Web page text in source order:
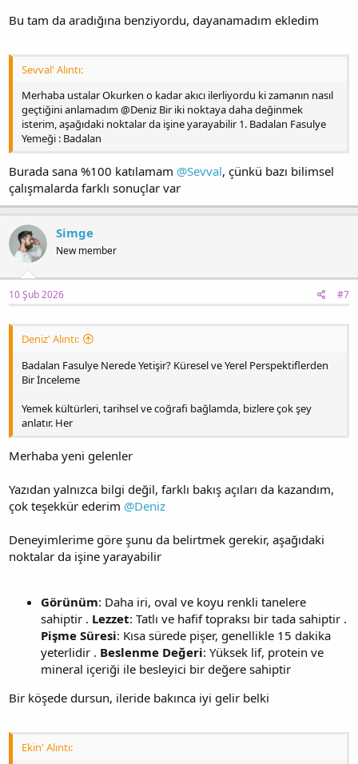
Bu tam da aradığına benziyordu, dayanamadım ekledim
Sevval' Alıntı:
Merhaba ustalar Okurken o kadar akıcı ilerliyordu ki zamanın nasıl
geçtiğini anlamadım @Deniz Bir iki noktaya daha değinmek
isterim, aşağıdaki noktalar da işine yarayabilir 1. Badalan Fasulye
Yemeği : Badalan
Burada sana %100 katılamam @Sevval, çünkü bazı bilimsel
çalışmalarda farklı sonuçlar var
Simge
New member
10 Şub 2026 #7
Deniz' Alıntı:
Badalan Fasulye Nerede Yetişir? Küresel ve Yerel Perspektiflerden
Bir İnceleme
Yemek kültürleri, tarihsel ve coğrafi bağlamda, bizlere çok şey
anlatır. Her
Merhaba yeni gelenler
Yazıdan yalnızca bilgi değil, farklı bakış açıları da kazandım,
çok teşekkür ederim @Deniz
Deneyimlerime göre şunu da belirtmek gerekir, aşağıdaki
noktalar da işine yarayabilir
Görünüm: Daha iri, oval ve koyu renkli tanelere
sahiptir . Lezzet: Tatlı ve hafif topraksı bir tada sahiptir .
Pişme Süresi: Kısa sürede pişer, genellikle 15 dakika
yeterlidir . Beslenme Değeri: Yüksek lif, protein ve
mineral içeriği ile besleyici bir değere sahiptir
Bir köşede dursun, ileride bakınca iyi gelir belki
Ekin' Alıntı: